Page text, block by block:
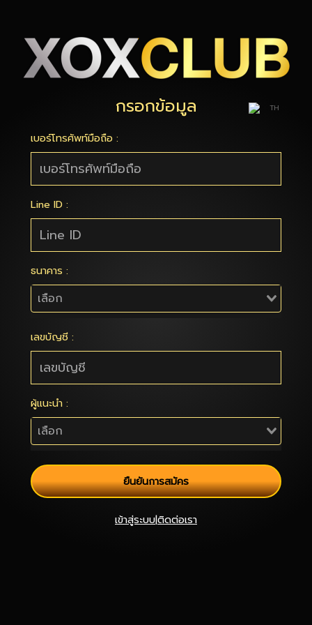
TH
กรอกข้อมูล
เบอร์โทรศัพท์มือถือ :
Line ID :
ธนาคาร :
เลขบัญชี :
ผู้แนะนำ :
ยืนยันการสมัคร
เข้าสู่ระบบ|ติดต่อเรา